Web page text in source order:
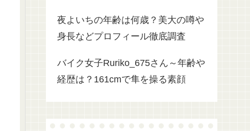
夜よいちの年齢は何歳？美大の噂や
身長などプロフィール徹底調査
バイク女子Ruriko_675さん～年齢や
経歴は？161cmで隼を操る素顔